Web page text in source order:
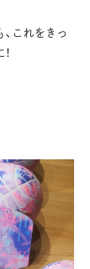
これをきっ